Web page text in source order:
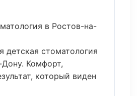
в Ростов-на-
детская стоматология
Комфорт,
который виден